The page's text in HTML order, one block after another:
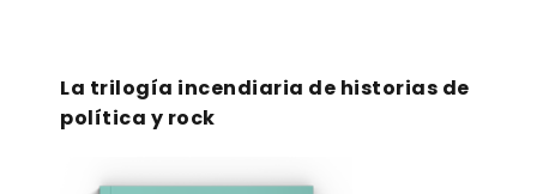
La trilogía incendiaria de historias de
política y rock